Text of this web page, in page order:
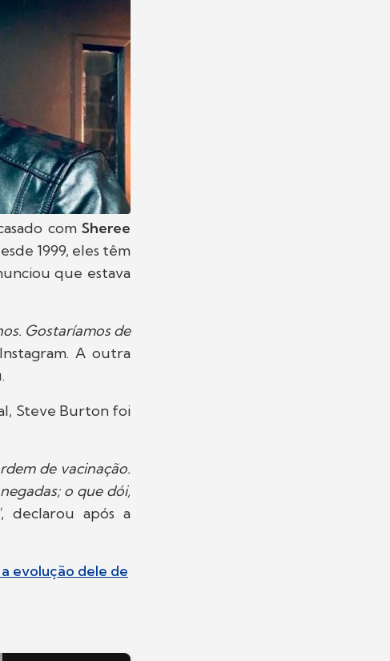
com Sheree
1999, eles têm
que estava
Gostaríamos de
A outra
Steve Burton foi
de vacinação.
o que dói,
, declarou após a
evolução dele de